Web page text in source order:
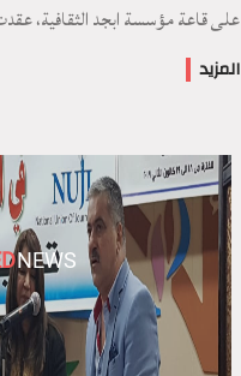
على قاعة مؤسسة ابجد الثقافية،
المزيد
NEWS